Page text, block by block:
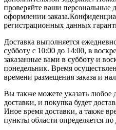
проверяйте ваши персональные
оформлении
регистрационных данных
Доставка выполняется
субботу с 10:00 до 14:00, в
заказанные вами в субботу и
понедельник. Время
времени размещения заказа и
Вы также можете указать любое
доставки, и покупка будет
Иное время доставки, а также
пункты области определяется